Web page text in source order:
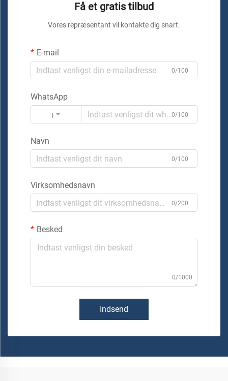
Få et gratis tilbud
Vores repræsentant vil kontakte dig snart.
E-mail
0/100
WhatsApp
Kode
0/100
Navn
0/100
Virksomhedsnavn
0/200
Besked
0/1000
Indsend